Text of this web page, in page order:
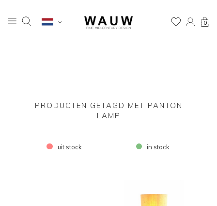
0
PRODUCTEN GETAGD MET PANTON
LAMP
uit stock in stock